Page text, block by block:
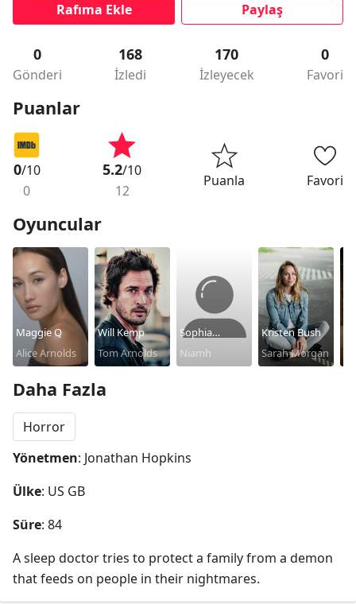
Rafıma Ekle Paylaş
0
Gönderi
168
İzledi
170
İzleyecek
0
Favori
Puanlar
0/10
0
5.2/10
12
Puanla Favori
Oyuncular
Maggie Q
Alice Arnolds
Will Kemp
Tom Arnolds
Sophia
Wiseman
Niamh
Kristen Bush
Sarah Morgan
Daha Fazla
Horror
Yönetmen: Jonathan Hopkins
Ülke: US GB
Süre: 84
A sleep doctor tries to protect a family from a demon
that feeds on people in their nightmares.